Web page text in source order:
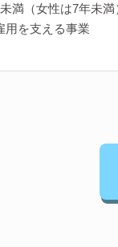
満（女性は7年未満
用を支える事業